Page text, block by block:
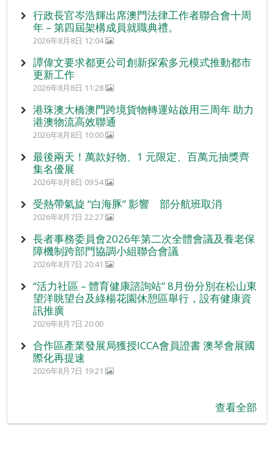
行政長官岑浩輝出席澳門法律工作者聯合會十周
年 – 第四屆架構成員就職典禮。
2026年8月8日 12:04
譚偉文要求都更公司創新探索多元模式推動都市
更新工作
2026年8月8日 11:28
港珠澳大橋澳門跨境貨物轉運站啟用三周年 助力
港澳物流高效聯通
2026年8月8日 10:00
最後兩天！萬款好物、1 元限定、百萬元抽獎齊
集名優展
2026年8月8日 09:54
受熱帶氣旋 “白海豚” 影響 部分航班取消
2026年8月7日 22:27
長者事務委員會2026年第二次全體會議及養老保
障機制跨部門協調小組聯合會議
2026年8月7日 20:41
“活力社區 – 體育健康諮詢站” 8月份分別在松山東
望洋眺望台及綠楊花園休憩區舉行，設有健康資
訊推廣
2026年8月7日 20:00
合作區產業發展局獲授ICCA會員證書 澳琴會展國
際化再提速
2026年8月7日 19:21
查看全部